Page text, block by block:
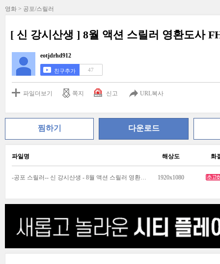
영화 > 공포/스릴러
[ 신 강시산생 ] 8월 액션 스릴러 영환도사
eotjdrhd912
친구추가 47
파일더보기 쪽지 신고 URL복사
찜하기 다운로드
파일명 해상도 화
-공포 스릴러-- 신 강시산생 - 8월 액션 스릴러 영환도사 FHD_01.mp4 1920x1080